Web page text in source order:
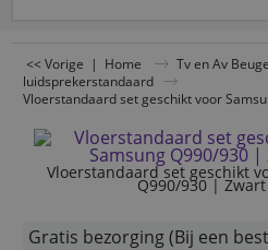
<< Vorige | Home Tv en Av
luidsprekerstandaard
Vloerstandaard set geschikt voor
Vloerstandaard set geschikt
Q990/930 | Zwart
Gratis bezorging (Bij een